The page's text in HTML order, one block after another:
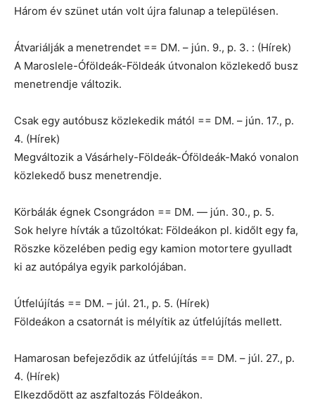
Három év szünet után volt újra falunap a településen.
Átvariálják a menetrendet == DM. – jún. 9., p. 3. : (Hírek)
A Maroslele-Óföldeák-Földeák útvonalon közlekedő busz
menetrendje változik.
Csak egy autóbusz közlekedik mától == DM. – jún. 17., p.
4. (Hírek)
Megváltozik a Vásárhely-Földeák-Óföldeák-Makó vonalon
közlekedő busz menetrendje.
Körbálák égnek Csongrádon == DM. — jún. 30., p. 5.
Sok helyre hívták a tűzoltókat: Földeákon pl. kidőlt egy fa,
Röszke közelében pedig egy kamion motortere gyulladt
ki az autópálya egyik parkolójában.
Útfelújítás == DM. – júl. 21., p. 5. (Hírek)
Földeákon a csatornát is mélyítik az útfelújítás mellett.
Hamarosan befejeződik az útfelújítás == DM. – júl. 27., p.
4. (Hírek)
Elkezdődött az aszfaltozás Földeákon.